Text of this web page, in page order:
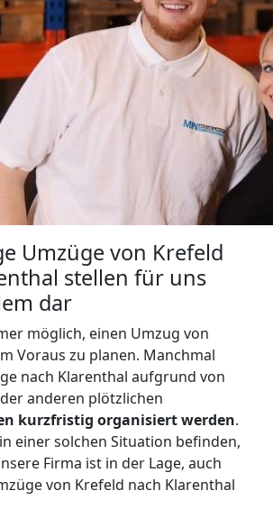
Umzüge von Krefeld
stellen für uns
dar
möglich, einen Umzug von
Voraus zu planen. Manchmal
nach Klarenthal aufgrund von
anderen plötzlichen
kurzfristig organisiert werden.
einer solchen Situation befinden,
Firma ist in der Lage, auch
von Krefeld nach Klarenthal